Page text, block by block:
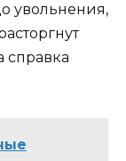
увольнения,
справка